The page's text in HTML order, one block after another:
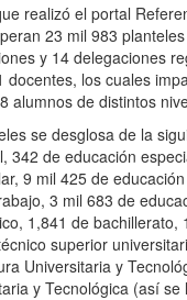
realizó el portal
23 mil 983
y 14 delegaciones
docentes, los cuales
alumnos de distintos
se desglosa de la
342 de educación
9 mil 425 de
3 mil 683 de
1,841 de bachillerato,
superior
Universitaria y
y Tecnológica (así se